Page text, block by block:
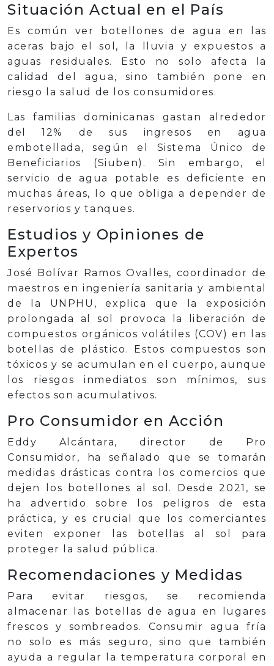
Situación Actual en el País
Es común ver botellones de agua en las
aceras bajo el sol, la lluvia y expuestos a
aguas residuales. Esto no solo afecta la
calidad del agua, sino también pone en
riesgo la salud de los consumidores.
Las familias dominicanas gastan alrededor
del 12% de sus ingresos en agua
embotellada, según el Sistema Único de
Beneficiarios (Siuben). Sin embargo, el
servicio de agua potable es deficiente en
muchas áreas, lo que obliga a depender de
reservorios y tanques.
Estudios y Opiniones de
Expertos
José Bolívar Ramos Ovalles, coordinador de
maestros en ingeniería sanitaria y ambiental
de la UNPHU, explica que la exposición
prolongada al sol provoca la liberación de
compuestos orgánicos volátiles (COV) en las
botellas de plástico. Estos compuestos son
tóxicos y se acumulan en el cuerpo, aunque
los riesgos inmediatos son mínimos, sus
efectos son acumulativos.
Pro Consumidor en Acción
Eddy Alcántara, director de Pro
Consumidor, ha señalado que se tomarán
medidas drásticas contra los comercios que
dejen los botellones al sol. Desde 2021, se
ha advertido sobre los peligros de esta
práctica, y es crucial que los comerciantes
eviten exponer las botellas al sol para
proteger la salud pública.
Recomendaciones y Medidas
Para evitar riesgos, se recomienda
almacenar las botellas de agua en lugares
frescos y sombreados. Consumir agua fría
no solo es más seguro, sino que también
ayuda a regular la temperatura corporal en